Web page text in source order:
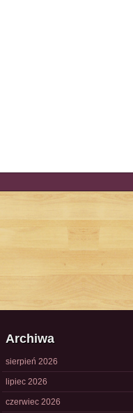
Archiwa
sierpień 2026
lipiec 2026
czerwiec 2026